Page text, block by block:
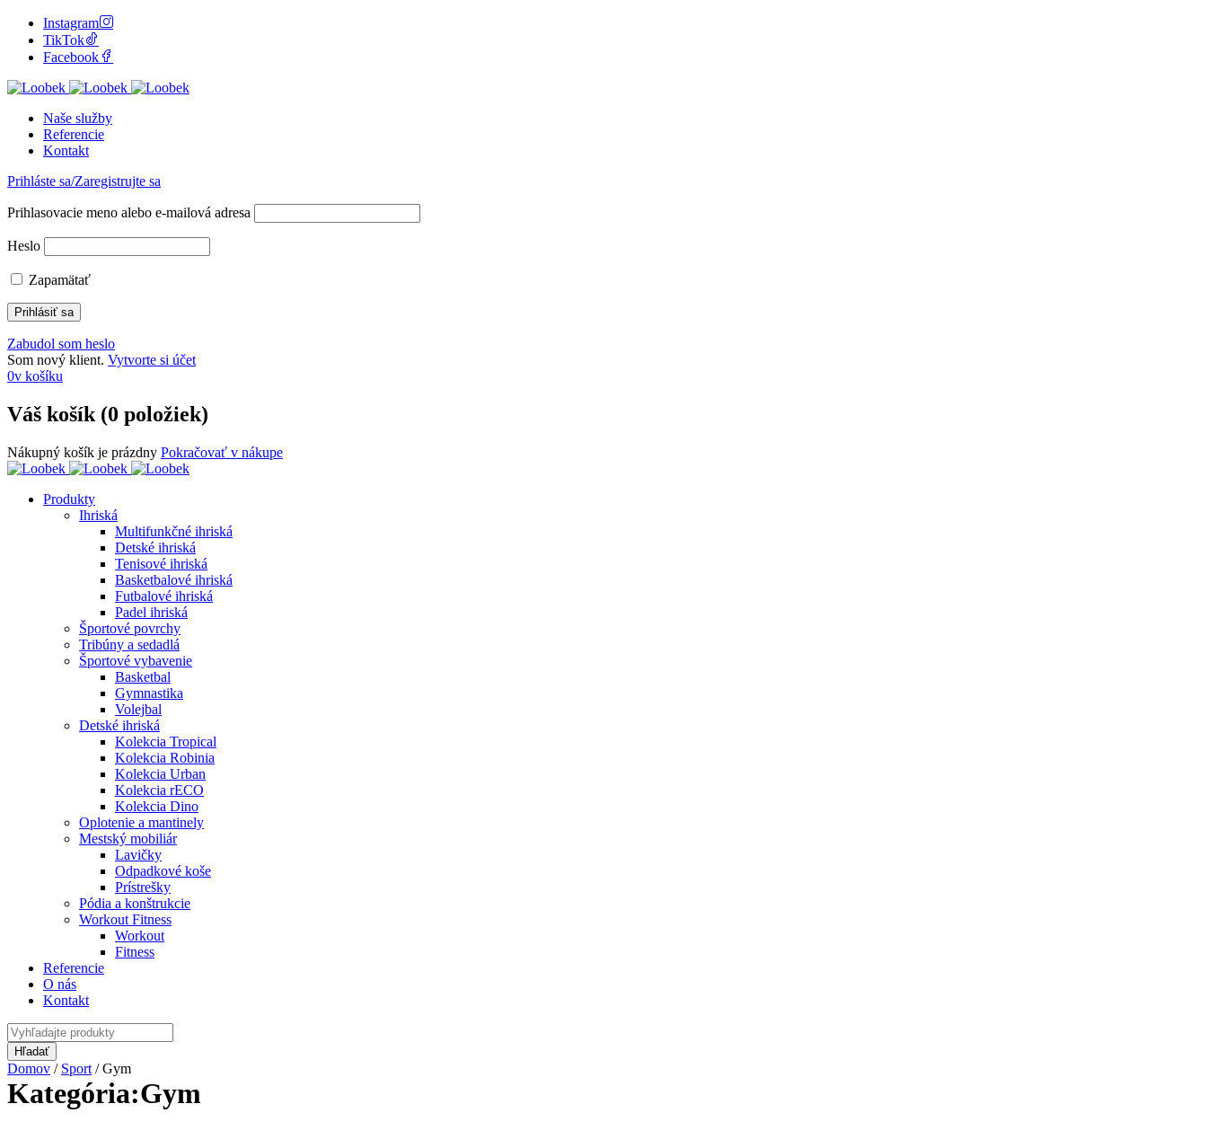
Instagram
TikTok
Facebook
Naše služby
Referencie
Kontakt
Prihláste sa/Zaregistrujte sa
Prihlasovacie meno alebo e-mailová adresa
Heslo
Zapamätať
Zabudol som heslo
Som nový klient. Vytvorte si účet
0v košíku
Váš košík (0 položiek)
Nákupný košík je prázdny Pokračovať v nákupe
Produkty
Ihriská
Multifunkčné ihriská
Detské ihriská
Tenisové ihriská
Basketbalové ihriská
Futbalové ihriská
Padel ihriská
Športové povrchy
Tribúny a sedadlá
Športové vybavenie
Basketbal
Gymnastika
Volejbal
Detské ihriská
Kolekcia Tropical
Kolekcia Robinia
Kolekcia Urban
Kolekcia rECO
Kolekcia Dino
Oplotenie a mantinely
Mestský mobiliár
Lavičky
Odpadkové koše
Prístrešky
Pódia a konštrukcie
Workout Fitness
Workout
Fitness
Referencie
O nás
Kontakt
Domov / Sport / Gym
Kategória:Gym